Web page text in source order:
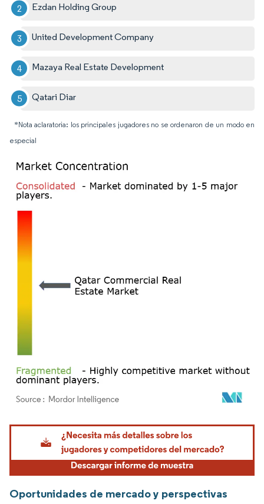
Ezdan Holding Group
United Development Company
Mazaya Real Estate Development
Qatari Diar
*Nota aclaratoria: los principales jugadores no se ordenaron de un modo en
especial
Imagen © Mordor Intelligence. El uso requiere atribución según CC BY 4.0.
Oportunidades de mercado y perspectivas